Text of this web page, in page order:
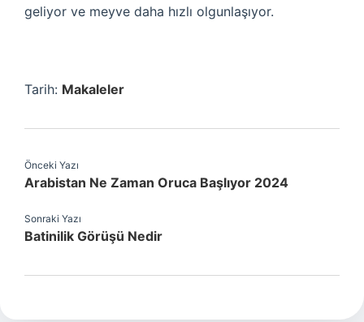
geliyor ve meyve daha hızlı olgunlaşıyor.
Tarih: Makaleler
Önceki Yazı
Arabistan Ne Zaman Oruca Başlıyor 2024
Sonraki Yazı
Batinilik Görüşü Nedir